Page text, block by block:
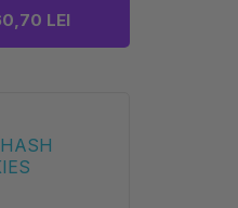
LEI